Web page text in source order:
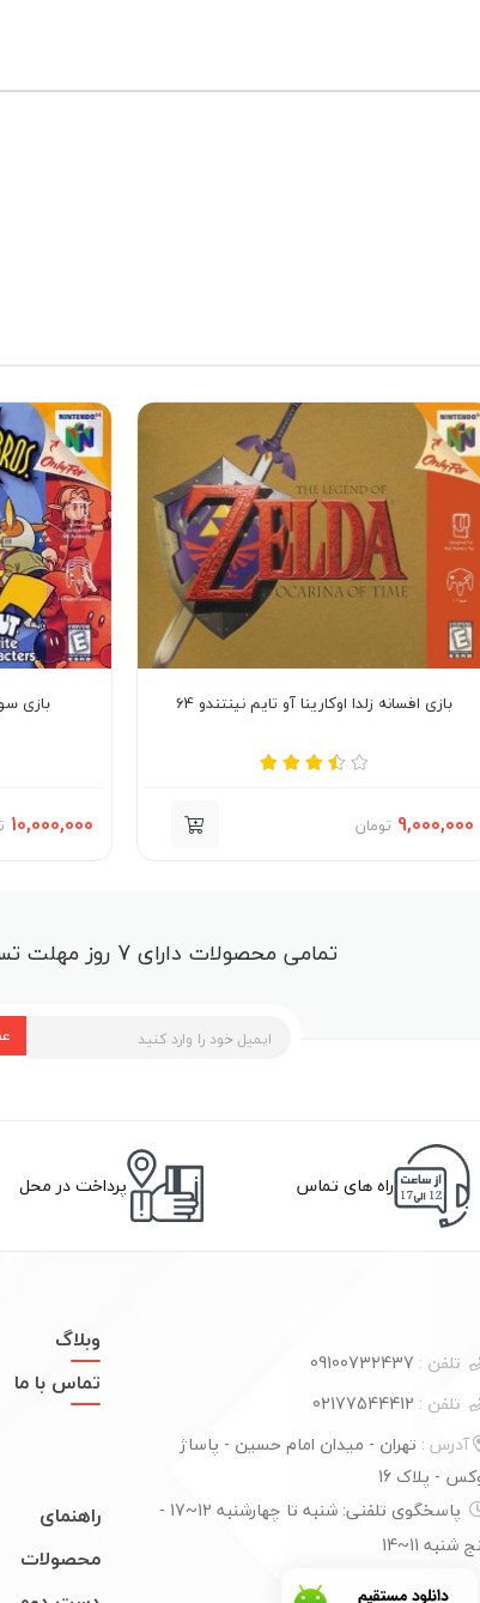
بازی افسانه زلدا اوکارینا آو تایم نینتندو 64
9,000,000 تومان
بازی
10,000,000
تمامی محصولات دارای 7 روز مهلت تست هستند.
راه های تماس پرداخت در محل
تلفن :
تلفن :
آدرس : تهران - میدان امام حسین - پاساژ
- پلاک 16
پاسخگوی تلفنی: شنبه تا چهارشنبه 12~17 -
شنبه 11~14
وبلاگ
تماس با ما
راهنمای
محصولات